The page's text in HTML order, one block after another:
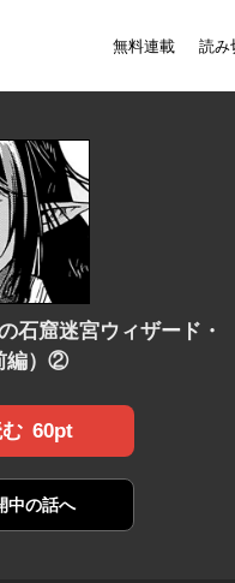
無料連載 読み
窟迷宮ウィザード・
編）②
60pt
中の話へ